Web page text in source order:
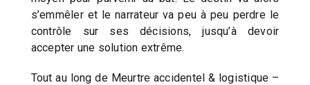
s’emmêler et le narrateur va peu à peu perdre le
contrôle sur ses décisions, jusqu’à devoir
accepter une solution extrême.
Tout au long de Meurtre accidentel & logistique –